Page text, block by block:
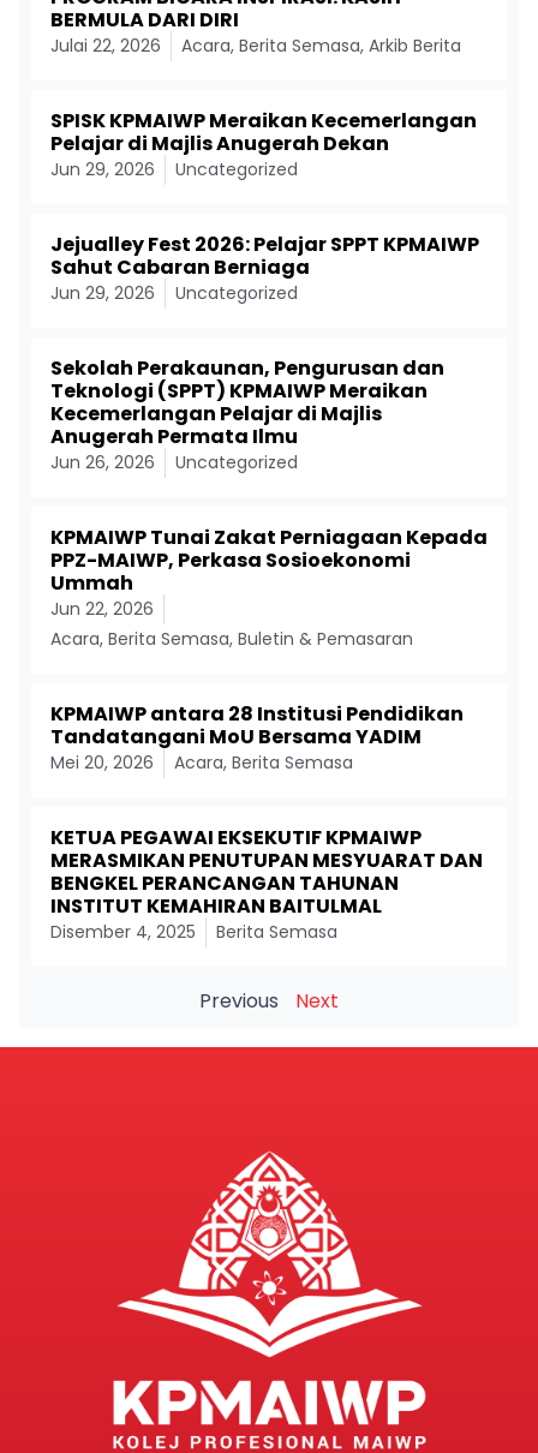
BERMULA DARI DIRI
Julai 22, 2026 Acara, Berita Semasa, Arkib Berita
SPISK KPMAIWP Meraikan Kecemerlangan
Pelajar di Majlis Anugerah Dekan
Jun 29, 2026 Uncategorized
Jejualley Fest 2026: Pelajar SPPT KPMAIWP
Sahut Cabaran Berniaga
Jun 29, 2026 Uncategorized
Sekolah Perakaunan, Pengurusan dan
Teknologi (SPPT) KPMAIWP Meraikan
Kecemerlangan Pelajar di Majlis
Anugerah Permata Ilmu
Jun 26, 2026 Uncategorized
KPMAIWP Tunai Zakat Perniagaan Kepada
PPZ-MAIWP, Perkasa Sosioekonomi
Ummah
Jun 22, 2026
Acara, Berita Semasa, Buletin & Pemasaran
KPMAIWP antara 28 Institusi Pendidikan
Tandatangani MoU Bersama YADIM
Mei 20, 2026 Acara, Berita Semasa
KETUA PEGAWAI EKSEKUTIF KPMAIWP
MERASMIKAN PENUTUPAN MESYUARAT DAN
BENGKEL PERANCANGAN TAHUNAN
INSTITUT KEMAHIRAN BAITULMAL
Disember 4, 2025 Berita Semasa
Previous Next